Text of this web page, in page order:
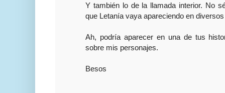
Y también lo de la llamada interior. No
que Letanía vaya apareciendo en
Ah, podría aparecer en una de tus
sobre mis personajes.
Besos